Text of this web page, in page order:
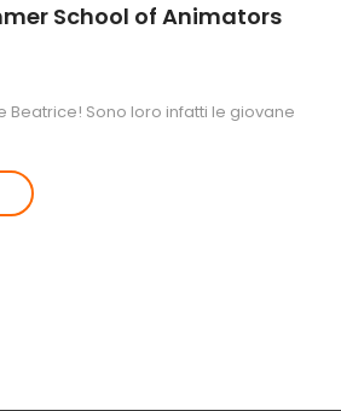
School of Animators
Beatrice! Sono loro infatti le giovane